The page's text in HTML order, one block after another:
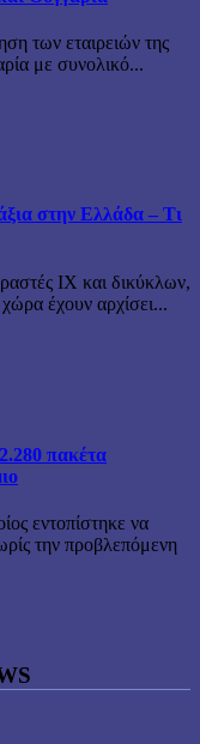
των εταιρειών της
με συνολικό...
στην Ελλάδα – Τι
ΙΧ και δικύκλων,
έχουν αρχίσει...
πακέτα
εντοπίστηκε να
την προβλεπόμενη